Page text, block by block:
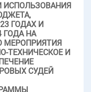
ИСПОЛЬЗОВАНИЯ
ГОДАХ И
ГОДА НА
МЕРОПРИЯТИЯ
ТЕХНИЧЕСКОЕ И
СУДЕЙ